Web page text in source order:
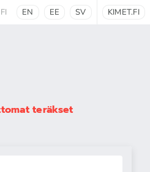
FI EN EE SV KIMET.FI
teräkset